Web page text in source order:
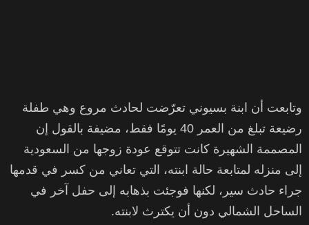
وتابعت أن ابنة بسيوني تعرّضت لحادث مروع وهي طفلة
رضيعة تبلغ من العمر 40 يومًا فقط، مضيفة بالقول إن
المصممة الشهيرة كانت تتوقع عودة زوجها من السعودية
إلى منزله لمتابعة حالة ابنته، التي تعاني من كسر في قدمها
جراء حادث سير، لكنها فوجئت بذهابه إلى حفل آخر في
الساحل الشمالي دون أن يكترث لابنته.